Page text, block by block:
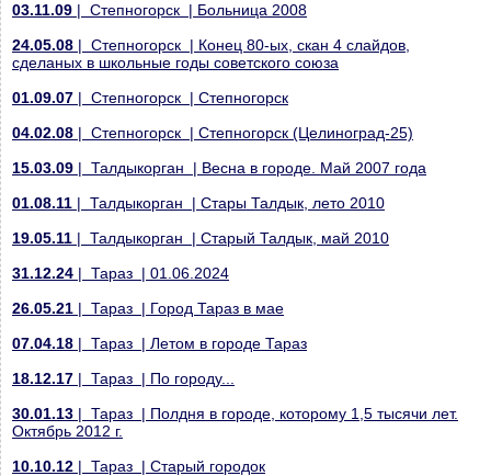
03.11.09 | Степногорск | Больница 2008
24.05.08 | Степногорск | Конец 80-ых, скан 4 слайдов,
сделаных в школьные годы советского союза
01.09.07 | Степногорск | Степногорск
04.02.08 | Степногорск | Степногорск (Целиноград-25)
15.03.09 | Талдыкорган | Весна в городе. Май 2007 года
01.08.11 | Талдыкорган | Стары Талдык, лето 2010
19.05.11 | Талдыкорган | Старый Талдык, май 2010
31.12.24 | Тараз | 01.06.2024
26.05.21 | Тараз | Город Тараз в мае
07.04.18 | Тараз | Летом в городе Тараз
18.12.17 | Тараз | По городу...
30.01.13 | Тараз | Полдня в городе, которому 1,5 тысячи лет.
Октябрь 2012 г.
10.10.12 | Тараз | Старый городок